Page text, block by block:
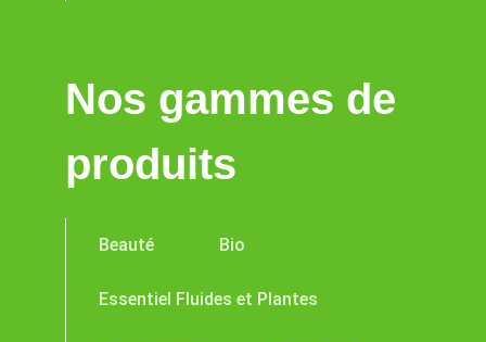
Nos gammes de
produits
Beauté Bio
Essentiel Fluides et Plantes